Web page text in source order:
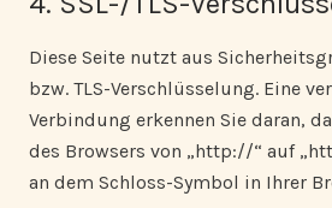
Diese Seite nutzt aus
bzw. TLS-Verschlüsselung. Eine
Verbindung erkennen Sie daran,
des Browsers von „http://“ auf
an dem Schloss-Symbol in Ihrer